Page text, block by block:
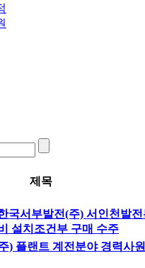
제목
국서부발전(주) 서인천발전
설치조건부 구매 수주
) 플랜트 계전분야 경력사원